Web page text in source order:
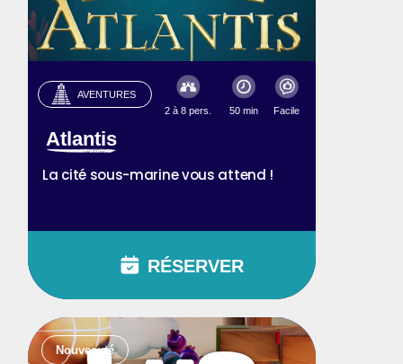
AVENTURES
2 à 8 pers.
50 min Facile
Atlantis
La cité sous-marine vous attend !
RÉSERVER
Nouveauté